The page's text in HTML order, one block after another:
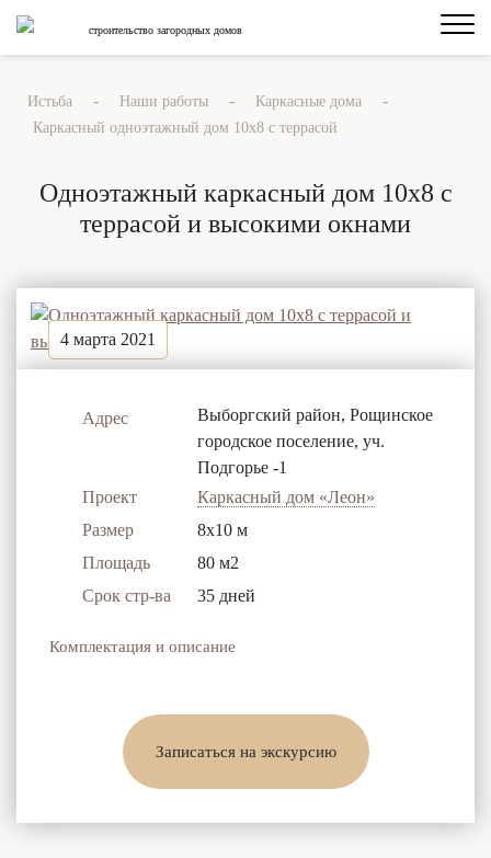
строительство загородных домов
Истьба - Наши работы - Каркасные дома -
Каркасный одноэтажный дом 10х8 с террасой
Одноэтажный каркасный дом 10х8 с
террасой и высокими окнами
4 марта 2021
Адрес
Выборгский район, Рощинское
городское поселение, уч.
Подгорье -1
Проект
Каркасный дом «Леон»
Размер
8x10 м
Площадь
80 м2
Срок стр-ва
35 дней
Комплектация и описание
Записаться на экскурсию